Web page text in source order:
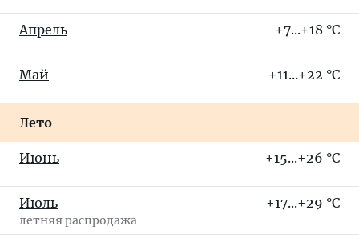
Апрель +7...+18 °C
Май +11...+22 °C
Лето
Июнь +15...+26 °C
Июль
летняя распродажа
+17...+29 °C